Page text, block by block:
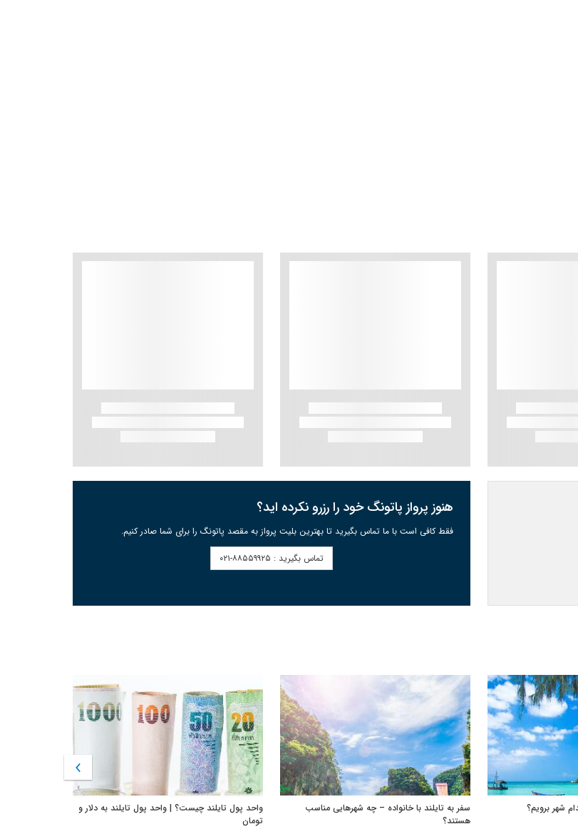
هنوز پرواز پاتونگ خود را رزرو نکرده اید؟
فقط کافی است با ما تماس بگیرید تا بهترین بلیت پرواز به مقصد پاتونگ را برای شما صادر کنیم.
تماس بگیرید : ۰۲۱-۸۸۵۵۹۹۲۵
شهر برویم؟
سفر به تایلند با خانواده – چه شهرهایی مناسب
هستند؟
واحد پول تایلند چیست؟ | واحد پول تایلند به دلار و
تومان